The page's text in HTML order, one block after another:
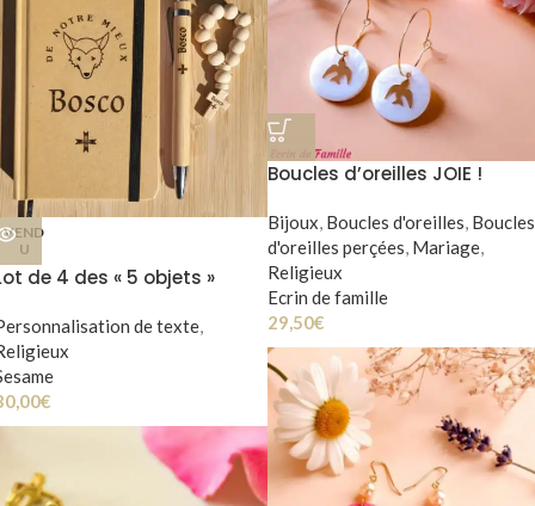
Boucles d’oreilles JOIE !
Bijoux, Boucles d'oreilles, Boucles
d'oreilles perçées, Mariage,
Religieux
Ecrin de famille
29,50€
VEND
U
de 4 des « 5 objets »
de texte,
€